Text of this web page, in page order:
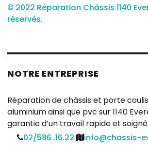
© 2022 Réparation Châssis 1140
réservés.
NOTRE ENTREPRISE
Réparation de châssis et porte
aluminium ainsi que pvc sur 1140
garantie d’un travail rapide et soigné.
02/586 .16.22
info@chassis-